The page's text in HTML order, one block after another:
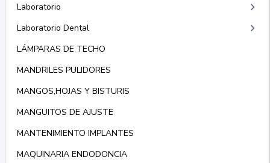
Laboratorio
keyboard_arrow_right
Laboratorio Dental keyboard_arrow_right
LÁMPARAS DE TECHO
MANDRILES PULIDORES
MANGOS,HOJAS Y BISTURIS
MANGUITOS DE AJUSTE
MANTENIMIENTO IMPLANTES
MAQUINARIA ENDODONCIA